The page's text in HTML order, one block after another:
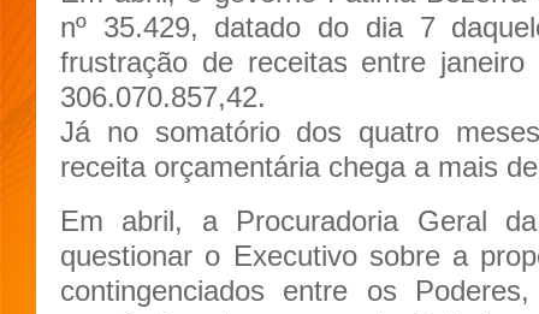
nº 35.429, datado do dia 7
frustração de receitas entre
306.070.857,42.
Já no somatório dos quatro
receita orçamentária chega a mais
Em abril, a Procuradoria Geral
questionar o Executivo sobre a
contingenciados entre os